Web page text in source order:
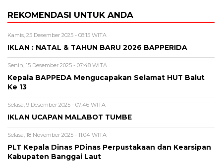
REKOMENDASI UNTUK ANDA
Kamis, 25 Desember 2025 - 08:15 WITA
IKLAN : NATAL & TAHUN BARU 2026 BAPPERIDA
Senin, 15 Desember 2025 - 07:48 WITA
Kepala BAPPEDA Mengucapakan Selamat HUT Balut
Ke 13
Selasa, 9 Desember 2025 - 07:46 WITA
IKLAN UCAPAN MALABOT TUMBE
Selasa, 18 November 2025 - 11:04 WITA
PLT Kepala Dinas PDinas Perpustakaan dan Kearsipan
Kabupaten Banggai Laut